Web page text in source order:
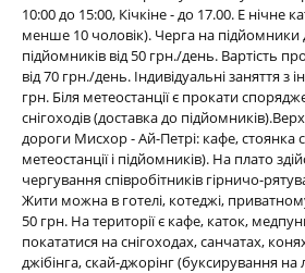
10:00 до 15:00, Кічкіне - до 17.00. Е нічне
менше 10 чоловік). Черга на підйомники
підйомників від 50 грн./день. Вартість
від 70 грн./день. Індивідуальні заняття з
грн. Біля метеостанції є прокати
снігоходів (доставка до
дороги Мисхор - Ай-Петрі: кафе, стоянка
метеостанції і підйомників). На плато
чергування співробітників гірничо-
Жити можна в готелі, котеджі, приватному
50 грн. На території є кафе, каток,
покататися на снігоходах, санчатах,
джібінга, скай-джорінг (буксирування на